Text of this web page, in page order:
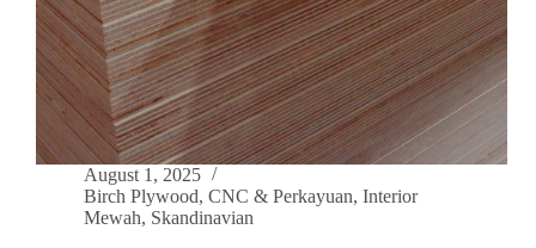
August 1, 2025
Birch Plywood, CNC & Perkayuan, Interior
Mewah, Skandinavian